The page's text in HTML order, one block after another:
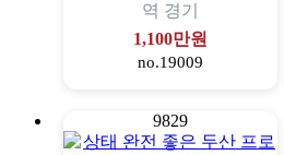
역 경기
1,100만원
no.19009
9829